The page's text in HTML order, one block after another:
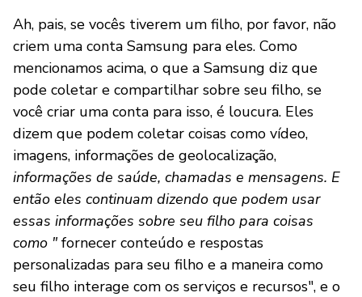
Ah, pais, se vocês tiverem um filho, por favor, não
criem uma conta Samsung para eles. Como
mencionamos acima, o que a Samsung diz que
pode coletar e compartilhar sobre seu filho, se
você criar uma conta para isso, é loucura. Eles
dizem que podem coletar coisas como vídeo,
imagens, informações de geolocalização,
informações de saúde, chamadas e mensagens. E
então eles continuam dizendo que podem usar
essas informações sobre seu filho para coisas
como "fornecer conteúdo e respostas
personalizadas para seu filho e a maneira como
seu filho interage com os serviços e recursos", e o